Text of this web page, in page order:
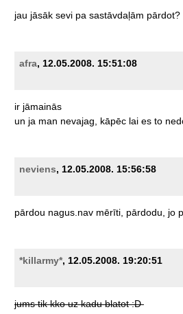
jau jāsāk sevi pa sastāvdaļām pārdot?
afra, 12.05.2008. 15:51:08
ir jāmainās
un ja man nevajag, kāpēc lai es to
neviens, 12.05.2008. 15:56:58
pārdou nagus.nav mērīti, pārdodu, jo
*killarmy*, 12.05.2008. 19:20:51
jums tik kko uz kadu blatot :D